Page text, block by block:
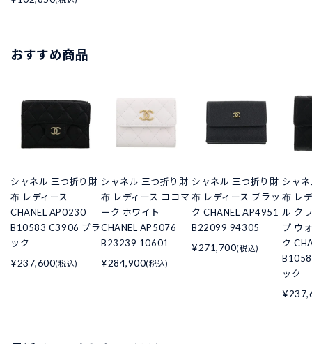
おすすめ商品
シャネル 三つ折り財
布 レディース
CHANEL AP0230
B10583 C3906 ブラ
ック
¥237,600(税込)
シャネル 三つ折り財
布 レディース ココマ
ーク ホワイト
CHANEL AP5076
B23239 10601
¥284,900(税込)
シャネル 三つ折り財
布 レディース ブラッ
ク CHANEL AP4951
B22099 94305
¥271,700(税込)
シャ
布 レ
ル ク
プ ウ
ク
ック